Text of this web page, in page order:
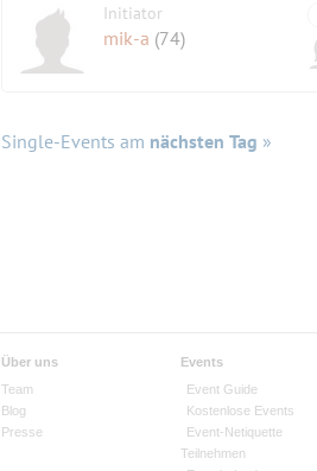
Initiator
mik-a (74)
Single-Events am nächsten Tag »
Über uns
Team
Blog
Presse
Events
Event Guide
Kostenlose Events
Event-Netiquette
Teilnehmen